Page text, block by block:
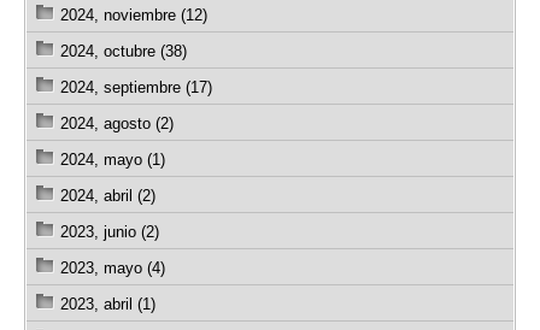
2024, noviembre (12)
2024, octubre (38)
2024, septiembre (17)
2024, agosto (2)
2024, mayo (1)
2024, abril (2)
2023, junio (2)
2023, mayo (4)
2023, abril (1)